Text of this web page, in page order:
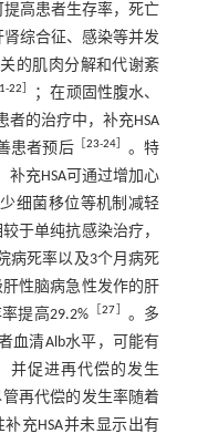
提高患者生存率，死亡
综合征、感染等并发
的肌肉分解和代谢紊
-22
；在顽固性腹水、
的治疗中，补充HSA
患者预后［ 23-24］ 。特
充HSA可通过增加心
细菌移位等机制减轻
较于单纯抗感染治疗，
病死率以及3个月病死
性脑病急性发作的肝
提高29.2% ［27
。多
血清Alb水平，可能有
并促进再代偿的发生
再代偿的发生率随着
充HSA并未显示出有